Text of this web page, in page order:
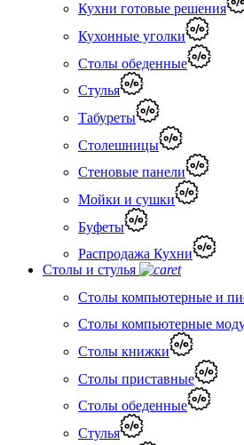
Кухни готовые решения
Кухонные уголки
Столы обеденные
Стулья
Табуреты
Столешницы
Стеновые панели
Мойки и сушки
Буфеты
Распродажа Кухни
Столы и стулья
Столы компьютерные и
Столы компьютерные
Столы книжки
Столы приставные
Столы обеденные
Стулья